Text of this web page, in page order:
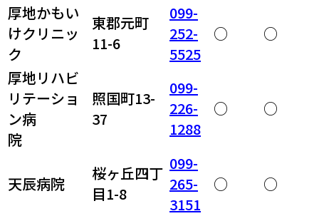
厚地かもい
けクリニッ
ク
東郡元町
11-6
099-
252-
5525
○ ○
厚地リハビ
リテーショ
ン病
院
照国町13-
37
099-
226-
1288
○ ○
天辰病院
桜ヶ丘四丁
目1-8
099-
265-
3151
○ ○